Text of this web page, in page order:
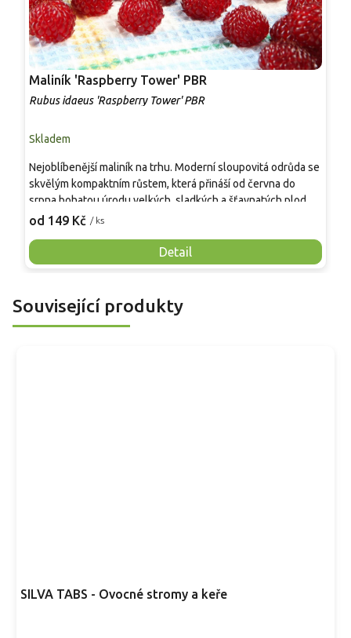
Maliník 'Raspberry Tower' PBR
Rubus idaeus 'Raspberry Tower' PBR
Skladem
od 149 Kč / ks
Detail
Nejoblíbenější maliník na trhu. Moderní sloupovitá odrůda se
skvělým kompaktním růstem, která přináší od června do
srpna bohatou úrodu velkých, sladkých a šťavnatých plodů.
Pevné vzpřímené výhony tvoří elegantní habitus bez
Mrazuvzdornost do −25 °C a spolehlivá vitalita z něj dělají
skvělou volbu pro každého pěstitele.
Související produkty
SILVA TABS - Ovocné stromy a keře